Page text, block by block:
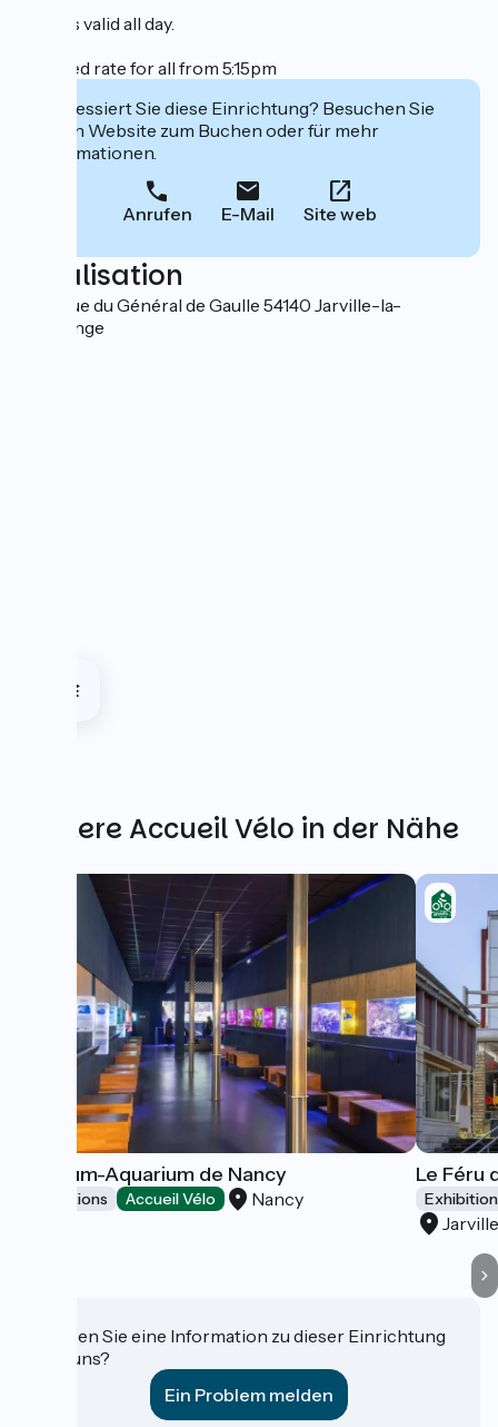
Tickets valid all day.
Reduced rate for all from 5:15pm
Interessiert Sie diese Einrichtung? Besuchen Sie
deren Website zum Buchen oder für mehr
Informationen.
Anrufen E-Mail Site web
Localisation
1 Avenue du Général de Gaulle 54140 Jarville-la-
Malgrange
Weitere Accueil Vélo in der Nähe
Muséum-Aquarium de Nancy
Exhibitions Accueil Vélo Nancy
Le Féru
Haben Sie eine Information zu dieser Einrichtung
für uns?
Ein Problem melden